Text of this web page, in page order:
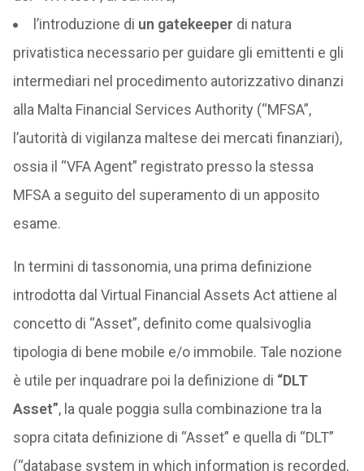
l’introduzione di un gatekeeper di natura
privatistica necessario per guidare gli emittenti e gli
intermediari nel procedimento autorizzativo dinanzi
alla Malta Financial Services Authority (“MFSA”,
l’autorità di vigilanza maltese dei mercati finanziari),
ossia il “VFA Agent” registrato presso la stessa
MFSA a seguito del superamento di un apposito
esame.
In termini di tassonomia, una prima definizione
introdotta dal Virtual Financial Assets Act attiene al
concetto di “Asset”, definito come qualsivoglia
tipologia di bene mobile e/o immobile. Tale nozione
è utile per inquadrare poi la definizione di “DLT
Asset”, la quale poggia sulla combinazione tra la
sopra citata definizione di “Asset” e quella di “DLT”
(“database system in which information is recorded,